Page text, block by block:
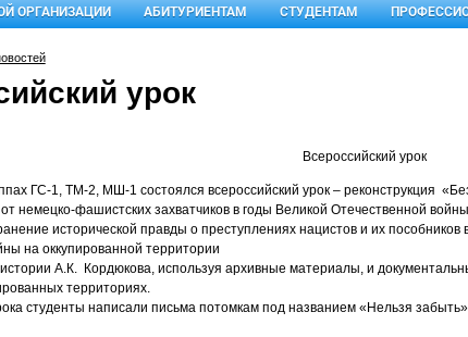
ОРГАНИЗАЦИИ АБИТУРИЕНТАМ СТУДЕНТАМ
урок
Всероссийский урок
ГС-1, ТМ-2, МШ-1 состоялся всероссийский урок – реконструкция
от немецко-фашистских захватчиков в годы Великой Отечественной
исторической правды о преступлениях нацистов и их
на оккупированной территории
А.К. Кордюкова, используя архивные материалы, и
территориях.
студенты написали письма потомкам под названием «Нельзя